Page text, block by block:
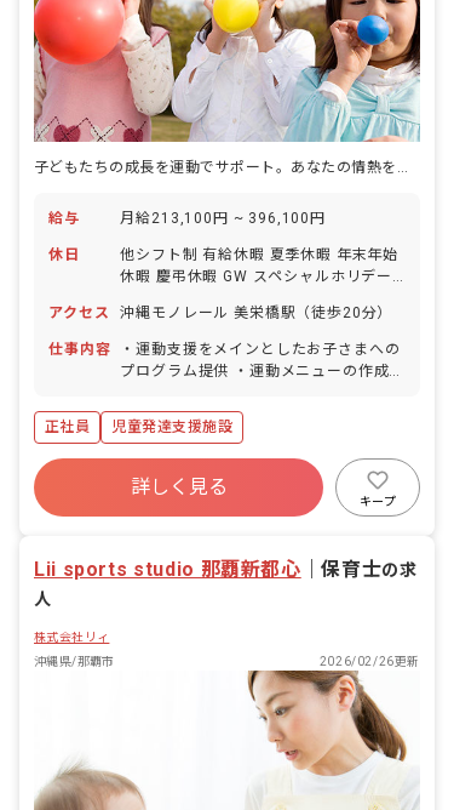
子どもたちの成長を運動でサポート。あなたの情熱を活かしませんか？
給与 月給213,100円 ~ 396,100円
休日
他シフト制 有給休暇 夏季休暇 年末年始
休暇 慶弔休暇 GW スペシャルホリデー
女ともにあり ※年間休日120日
アクセス 沖縄モノレール 美栄橋駅（徒歩20分）
仕事内容
・運動支援をメインとしたお子さまへの
プログラム提供 ・運動メニューの作成
作業 ・環境整備・清掃 ・希望に合わせ
たプロジェクトへの参画 （運動プログラ
ム作成プロジェクトへの参画、面接官へ
の挑戦、スタジオリーダーへの挑戦、海
外出張の通訳、など、関心のあるキャリ
正社員 児童発達支援施設
詳しく見る
キープ
Lii sports studio 那覇新都心 ｜保育士の求
人
株式会社リィ
沖縄県/那覇市
2026/02/26更新